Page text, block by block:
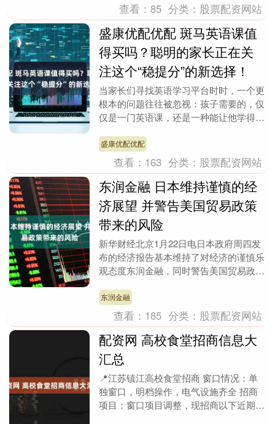
查看：85 分类： 股票配资网站
盛康优配优配 斑马英语课值
得买吗？聪明的家长正在关
注这个“稳提分”的新选择！
当家长们寻找英语学习平台时时，一个更
根本的问题往往被忽视：孩子需要的，仅
仅是一门英语课，还是一种能让他学得进
长期学习方式？今....
盛康优配优配
查看： 163 分类： 股票配资网站
东润金融 日本维持谨慎的经
济展望 并警告美国贸易政策
带来的风险
新华财经北京1月22日电日本政府周四发
布的经济报告基本维持了对经济的谨慎乐
观态度东润金融，同时警告美国贸易政策
济评估报告中重....
东润金融
查看： 185 分类： 股票配资网站
配资网 高校食堂招商信息大
汇总
📍江苏镇江高校食堂招商 窗口情况：单
独窗口，明档操作，电气设施齐全 招商
项目：窗口项目调整，现招商以下近期火